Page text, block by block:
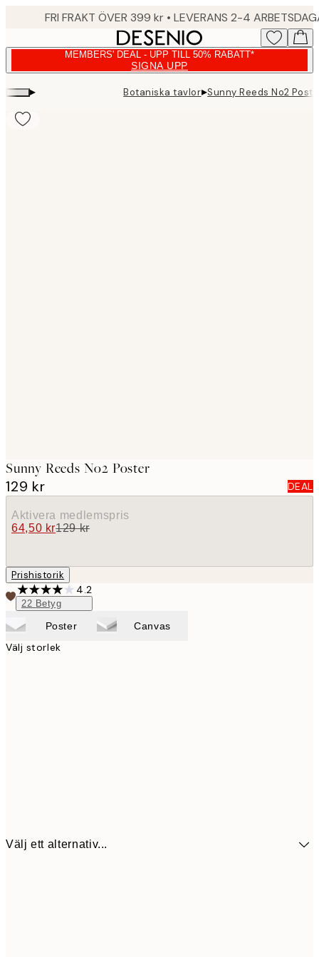
FRI FRAKT ÖVER 399 kr • LEVERANS 2-4
MEMBERS' DEAL - UPP TILL 50% RABATT*
SIGNA UPP
▸ Botaniska tavlor▸Sunny Reeds No2
Sunny Reeds No2 Poster
129 kr DEAL
Aktivera medlemspris
64,50 kr129 kr
Prishistorik
4.2
22 Betyg
Poster Canvas
Välj storlek
Välj ett alternativ...